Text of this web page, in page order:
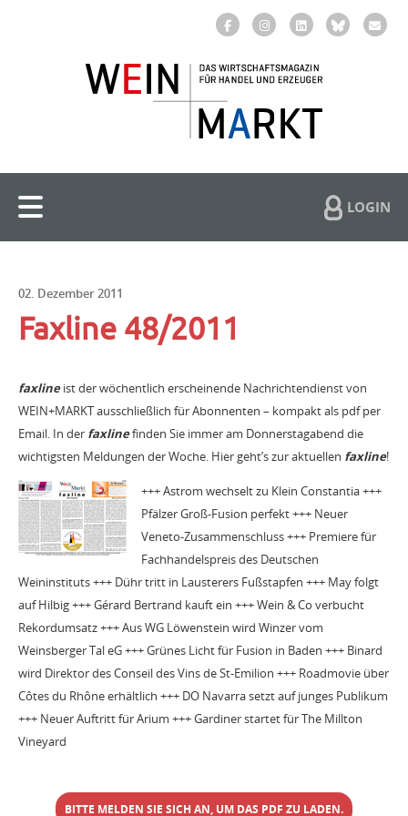
LOGIN
02. Dezember 2011
Faxline 48/2011
faxlineist der wöchentlich erscheinende Nachrichtendienst von
WEIN+MARKT ausschließlich für Abonnenten – kompakt als pdf per
Email. In der faxlinefinden Sie immer am Donnerstagabend die
wichtigsten Meldungen der Woche. Hier geht’s zur aktuellen faxline!
+++ Astrom wechselt zu Klein Constantia +++
Pfälzer Groß-Fusion perfekt +++ Neuer
Veneto-Zusammenschluss +++ Premiere für
Fachhandelspreis des Deutschen
Weininstituts +++ Dühr tritt in Lausterers Fußstapfen +++ May folgt
auf Hilbig +++ Gérard Bertrand kauft ein +++ Wein & Co verbucht
Rekordumsatz +++ Aus WG Löwenstein wird Winzer vom
Weinsberger Tal eG +++ Grünes Licht für Fusion in Baden +++ Binard
wird Direktor des Conseil des Vins de St-Emilion +++ Roadmovie über
Côtes du Rhône erhältlich +++ DO Navarra setzt auf junges Publikum
+++ Neuer Auftritt für Arium +++ Gardiner startet für The Millton
Vineyard
BITTE MELDEN SIE SICH AN, UM DAS PDF ZU LADEN.